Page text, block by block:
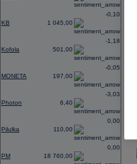
KB 1 045,00
-0,10
Kofola 501,00
-1,18
MONETA 197,00
-0,05
Photon 6,40
-3,03
Pilulka 110,00
0,00
PM 18 760,00
0,00